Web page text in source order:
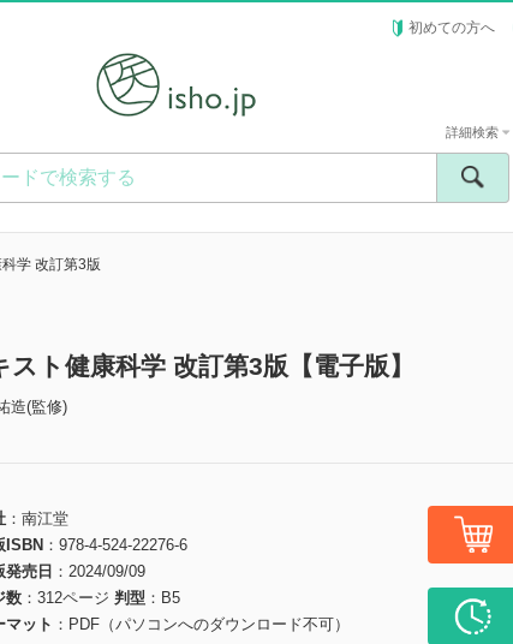
初めての方へ
詳細検索
学 改訂第3版
スト健康科学 改訂第3版【電子版】
造(監修)
南江堂
ISBN
978-4-524-22276-6
発売日
2024/09/09
数
312ページ 判型
B5
マット
PDF（パソコンへのダウンロード不可）